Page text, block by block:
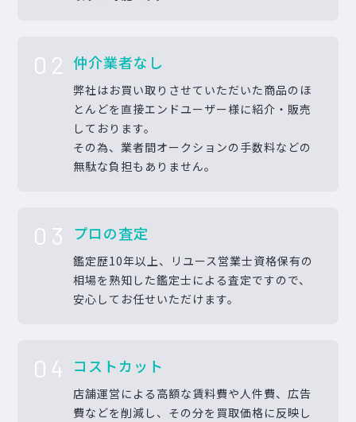
02 仲介業者なし
弊社はお買い取りさせていただいた商品のほ
とんどを直接エンドユーザー様に紹介・販売
しております。
その為、業者間オークションの手数料などの
無駄な負担もありません。
03 プロの査定
鑑定歴10年以上、リユース営業士資格保有の
相場を熟知した鑑定士による査定ですので、
安心してお任せいただけます。
04 コストカット
店舗運営による高額な賃料費や人件費、広告
費などを削減し、その分を買取価格に反映し